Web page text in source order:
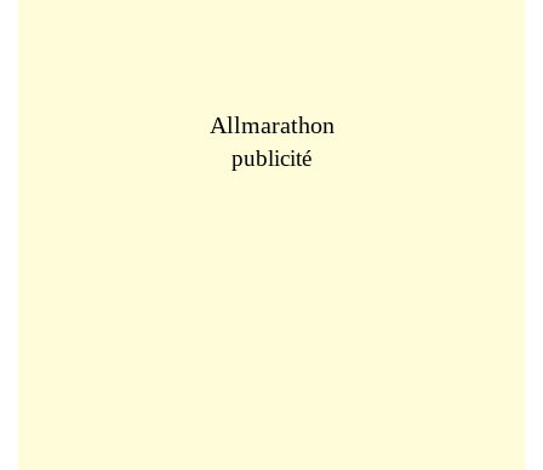
Allmarathon
publicité